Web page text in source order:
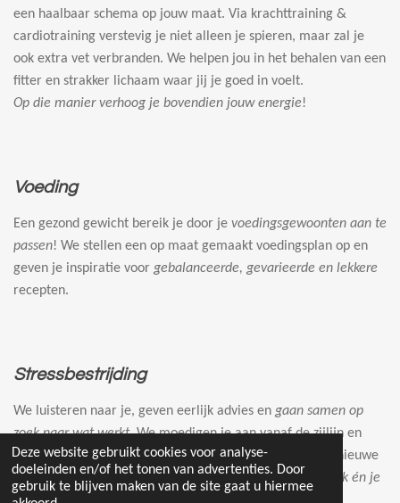
Deze website gebruikt cookies voor analyse-
doeleinden en/of het tonen van advertenties. Door
gebruik te blijven maken van de site gaat u hiermee
een haalbaar schema op jouw maat. Via krachttraining &
cardiotraining verstevig je niet alleen je spieren, maar zal je
ook extra vet verbranden. We helpen jou in het behalen van een
fitter en strakker lichaam waar jij je goed in voelt.
Op die manier verhoog je bovendien jouw energie!
Voeding
Een gezond gewicht bereik je door je voedingsgewoonten aan te
passen! We stellen een op maat gemaakt voedingsplan op en
geven je inspiratie voor gebalanceerde, gevarieerde en lekkere
recepten.
Stressbestrijding
We luisteren naar je, geven eerlijk advies en gaan samen op
zoek naar wat werkt. We moedigen je aan vanaf de zijlijn en
geven een extra duwtje in de rug. Je leert jezelf op een nieuwe
manier kennen enverhoogt de kwaliteit van je persoonlijk én je
professioneel leven